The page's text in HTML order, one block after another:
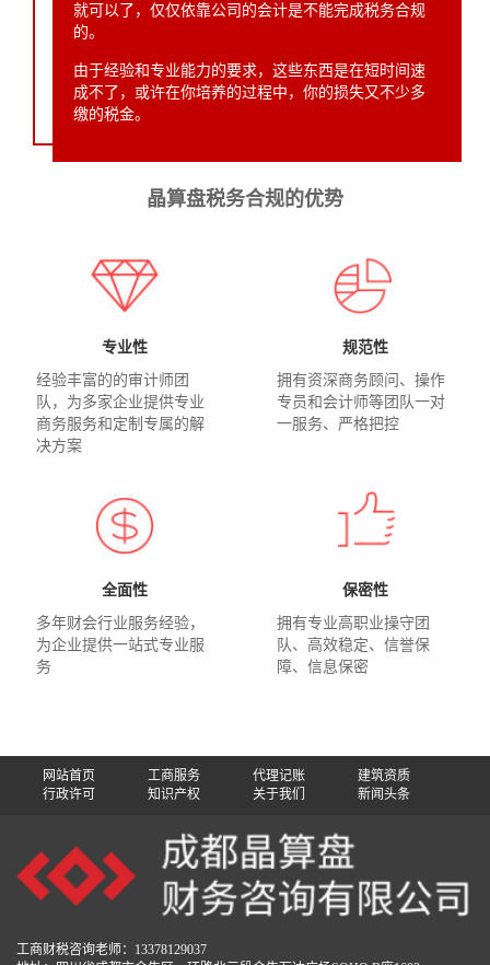
就可以了，仅仅依靠公司的会计是不能完成税务合规
的。
由于经验和专业能力的要求，这些东西是在短时间速
成不了，或许在你培养的过程中，你的损失又不少多
缴的税金。
晶算盘税务合规的优势
专业性
经验丰富的的审计师团
队，为多家企业提供专业
商务服务和定制专属的解
决方案
规范性
拥有资深商务顾问、操作
专员和会计师等团队一对
一服务、严格把控
全面性
多年财会行业服务经验，
为企业提供一站式专业服
务
保密性
拥有专业高职业操守团
队、高效稳定、信誉保
障、信息保密
网站首页 工商服务 代理记账
建筑资质
行政许可
知识产权 关于我们 新闻头条
工商财税咨询老师：13378129037